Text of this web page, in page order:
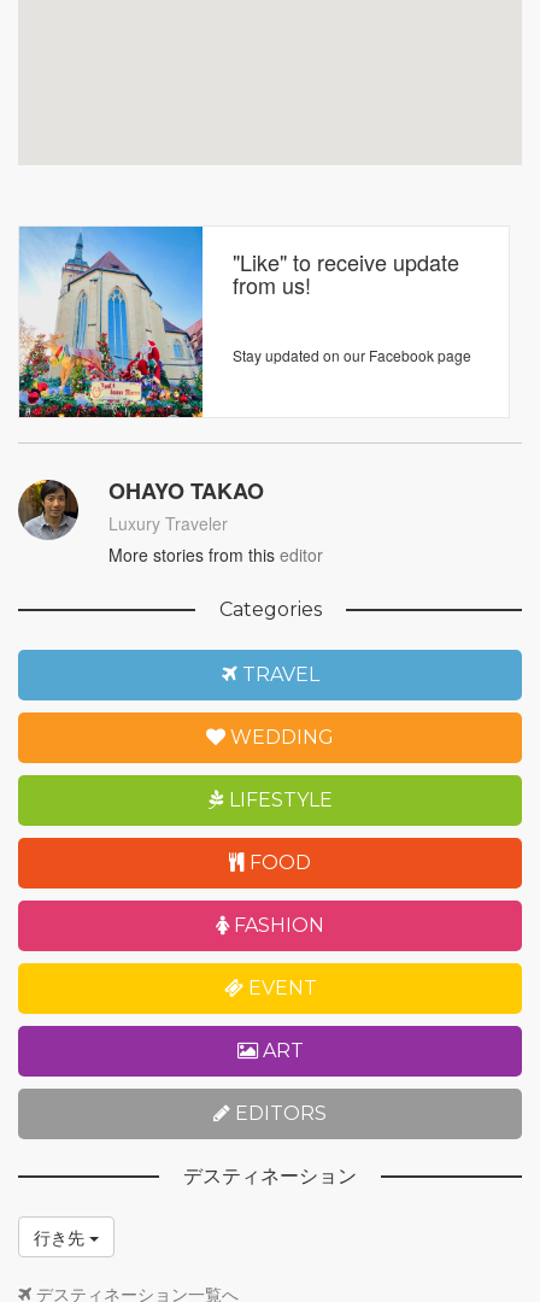
"Like" to receive update
from us!
Stay updated on our Facebook page
OHAYO TAKAO
Luxury Traveler
More stories from this editor
Categories
TRAVEL
WEDDING
LIFESTYLE
FOOD
FASHION
EVENT
ART
EDITORS
デスティネーション
行き先
デスティネーション一覧へ